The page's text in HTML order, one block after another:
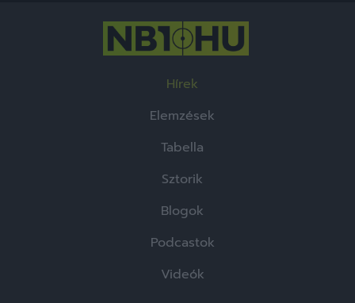
Hírek
Elemzések
Tabella
Sztorik
Blogok
Podcastok
Videók